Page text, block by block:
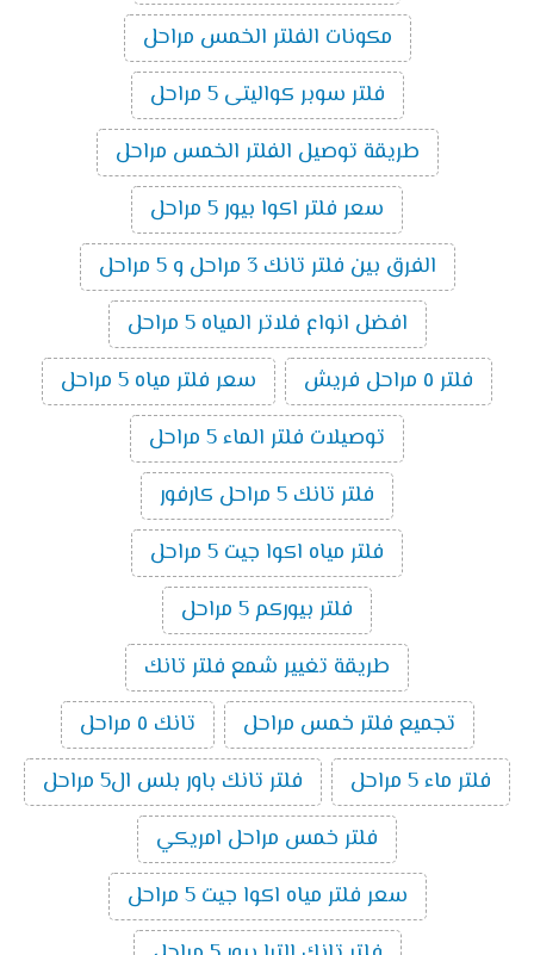
مكونات الفلتر الخمس مراحل
فلتر سوبر كواليتى 5 مراحل
طريقة توصيل الفلتر الخمس مراحل
سعر فلتر اكوا بيور 5 مراحل
الفرق بين فلتر تانك 3 مراحل و 5 مراحل
افضل انواع فلاتر المياه 5 مراحل
فلتر ٥ مراحل فريش
سعر فلتر مياه 5 مراحل
توصيلات فلتر الماء 5 مراحل
فلتر تانك 5 مراحل كارفور
فلتر مياه اكوا جيت 5 مراحل
فلتر بيوركم 5 مراحل
طريقة تغيير شمع فلتر تانك
تجميع فلتر خمس مراحل
تانك ٥ مراحل
فلتر ماء 5 مراحل
فلتر تانك باور بلس ال5 مراحل
فلتر خمس مراحل امريكي
سعر فلتر مياه اكوا جيت 5 مراحل